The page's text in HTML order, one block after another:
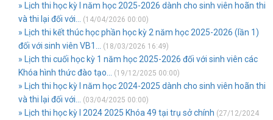
» Lịch thi học kỳ I năm học 2025-2026 dành cho sinh viên hoãn thi
và thi lại đối với...
(14/04/2026 00:00)
» Lịch thi kết thúc học phần học kỳ 2 năm học 2025-2026 (lần 1)
đối với sinh viên VB1...
(18/03/2026 16:49)
» Lịch thi cuối học kỳ 1 năm học 2025-2026 đối với sinh viên các
Khóa hình thức đào tạo...
(19/12/2025 00:00)
» Lịch thi học kỳ I năm học 2024-2025 dành cho sinh viên hoãn thi
và thi lại đối với...
(03/04/2025 00:00)
» Lịch thi học kỳ I 2024 2025 Khóa 49 tại trụ sở chính (27/12/2024